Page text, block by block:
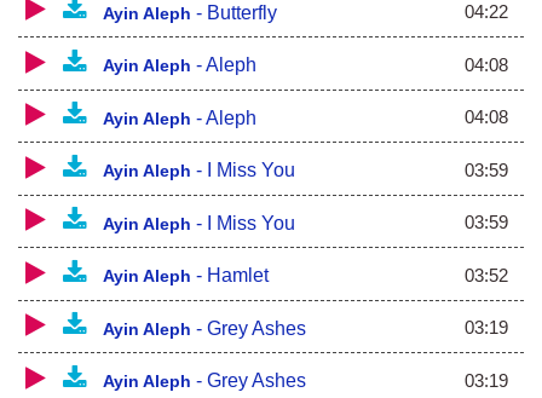
Ayin Aleph - Butterfly 04:22
Ayin Aleph -Aleph 04:08
Ayin Aleph -Aleph 04:08
Ayin Aleph - I Miss You 03:59
Ayin Aleph - I Miss You 03:59
Ayin Aleph - Hamlet 03:52
Ayin Aleph - Grey Ashes 03:19
Ayin Aleph - Grey Ashes 03:19